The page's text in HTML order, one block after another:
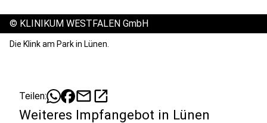
© KLINIKUM WESTFALEN GmbH
Die Klink am Park in Lünen.
Teilen: mailopen_in_new
Weiteres Impfangebot in Lünen